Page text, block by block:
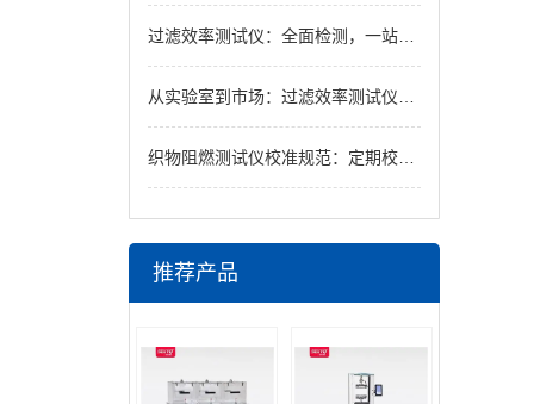
过滤效率测试仪：全面检测，一站式解决方案
从实验室到市场：过滤效率测试仪如何确保产品质量
织物阻燃测试仪校准规范：定期校验步骤与确保测试结果可靠性的关键
推荐产品